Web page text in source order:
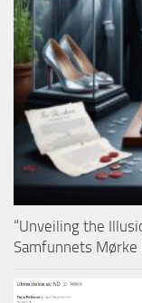
“Unveiling the
Samfunnets Mørke